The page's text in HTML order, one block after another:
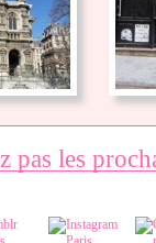
pas les